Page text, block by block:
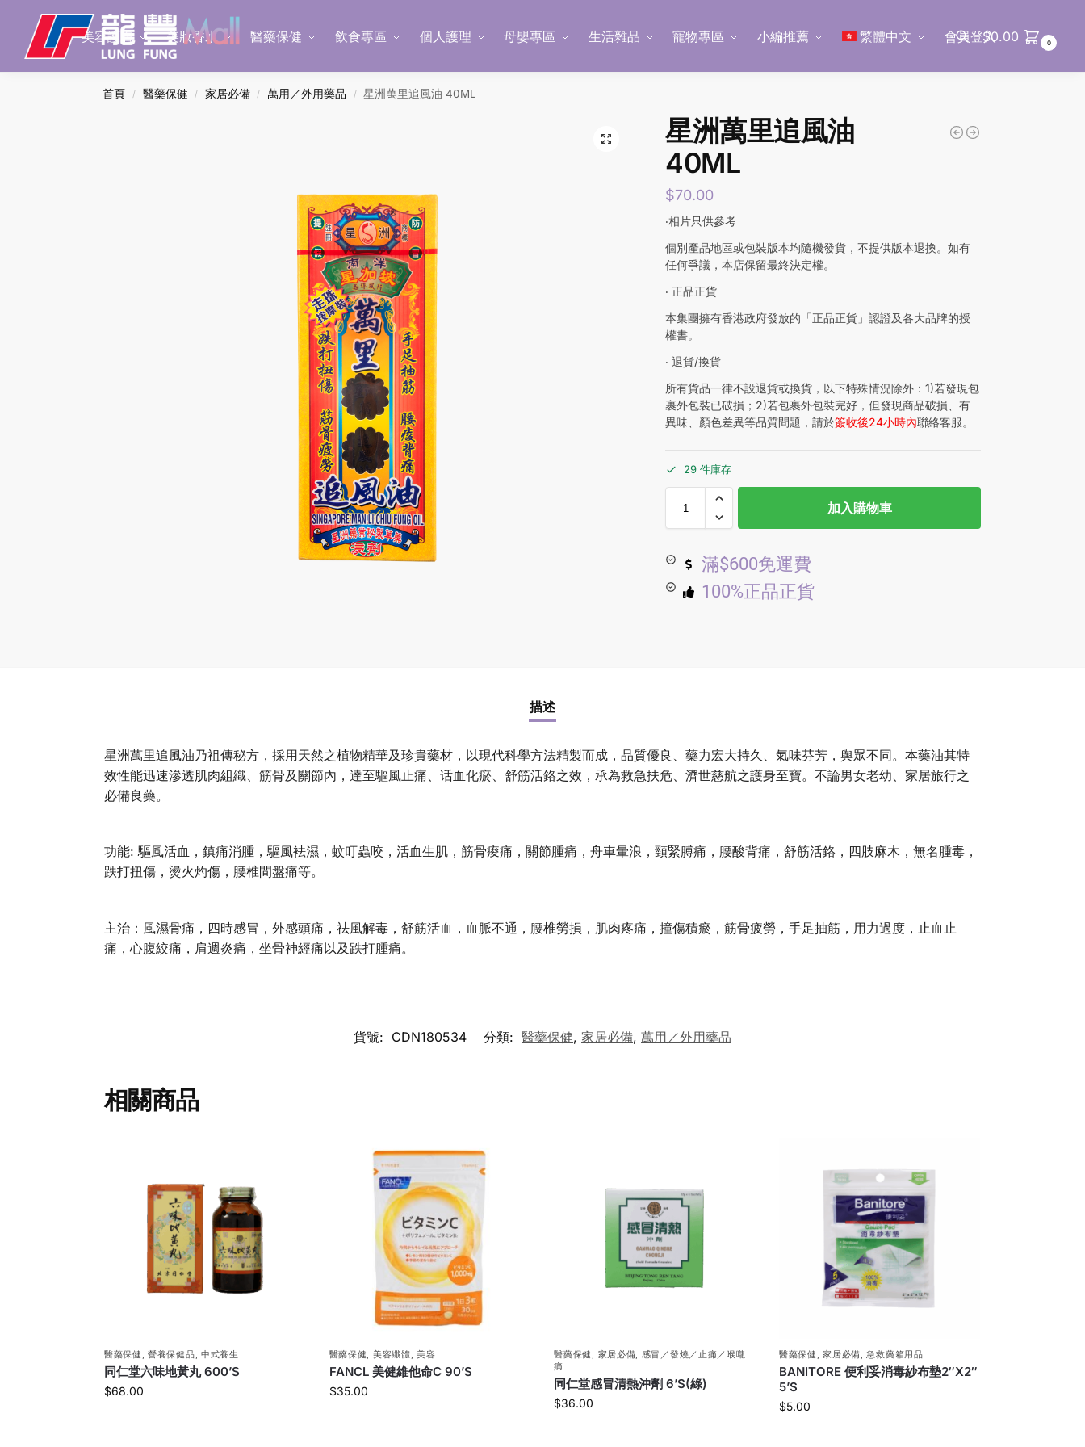
美容護膚 美妝香水 醫藥保健 飲食專區 個人護理 母嬰專區 生活雜品 寵物專區 小編推薦 繁體中文 會員登入
Search
$0.00 0
首頁 / 醫藥保健 / 家居必備 / 萬用／外用藥品 / 星洲萬里追風油 40ML
星洲萬里追風油
40ML
$70.00
‧相片只供參考
個別產品地區或包裝版本均隨機發貨，不提供版本退換。如有
任何爭議，本店保留最終決定權。
‧ 正品正貨
本集團擁有香港政府發放的「正品正貨」認證及各大品牌的授
權書。
‧ 退貨/換貨
所有貨品一律不設退貨或換貨，以下特殊情況除外：1)若發現包
裹外包裝已破損；2)若包裹外包裝完好，但發現商品破損、有
異味、顏色差異等品質問題，請於簽收後24小時內聯絡客服。
29 件庫存
加入購物車
滿$600免運費
100%正品正貨
描述
星洲萬里追風油乃祖傳秘方，採用天然之植物精華及珍貴藥材，以現代科學方法精製而成，品質優良、藥力宏大持久、氣味芬芳，舆眾不同。本藥油其特
效性能迅速滲透肌肉組織、筋骨及關節內，達至驅風止痛、话血化瘀、舒筋活鉻之效，承為救急扶危、濟世慈航之護身至寶。不論男女老幼、家居旅行之
必備良藥。
功能: 驅風活血，鎮痛消腫，驅風袪濕，蚊叮蟲咬，活血生肌，筋骨痠痛，關節腫痛，舟車暈浪，頸緊膊痛，腰酸背痛，舒筋活鉻，四肢麻木，無名腫毒，
跌打扭傷，燙火灼傷，腰椎間盤痛等。
主治：風濕骨痛，四時感冒，外感頭痛，祛風解毒，舒筋活血，血脈不通，腰椎勞損，肌肉疼痛，撞傷積瘀，筋骨疲勞，手足抽筋，用力過度，止血止
痛，心腹絞痛，肩週炎痛，坐骨神經痛以及跌打腫痛。
貨號: CDN180534 分類: 醫藥保健, 家居必備, 萬用／外用藥品
相關商品
醫藥保健 ,營養保健品 中式養生
同仁堂六味地黃丸 600’S
$68.00
醫藥保健 美容纖體 ,美容
FANCL 美健維他命C 90’S
$35.00
醫藥保健 家居必備 感冒／發燒／止痛／喉嚨
痛
同仁堂感冒清熱沖劑 6’S(綠)
$36.00
醫藥保健 ,家居必備 ,急救藥箱用品
BANITORE 便利妥消毒紗布墊2″X2″
5’S
$5.00